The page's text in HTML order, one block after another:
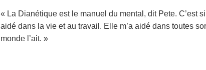
« La Dianétique est le manuel du mental, dit Pete. C’est
aidé dans la vie et au travail. Elle m’a aidé dans toutes
monde l’ait. »